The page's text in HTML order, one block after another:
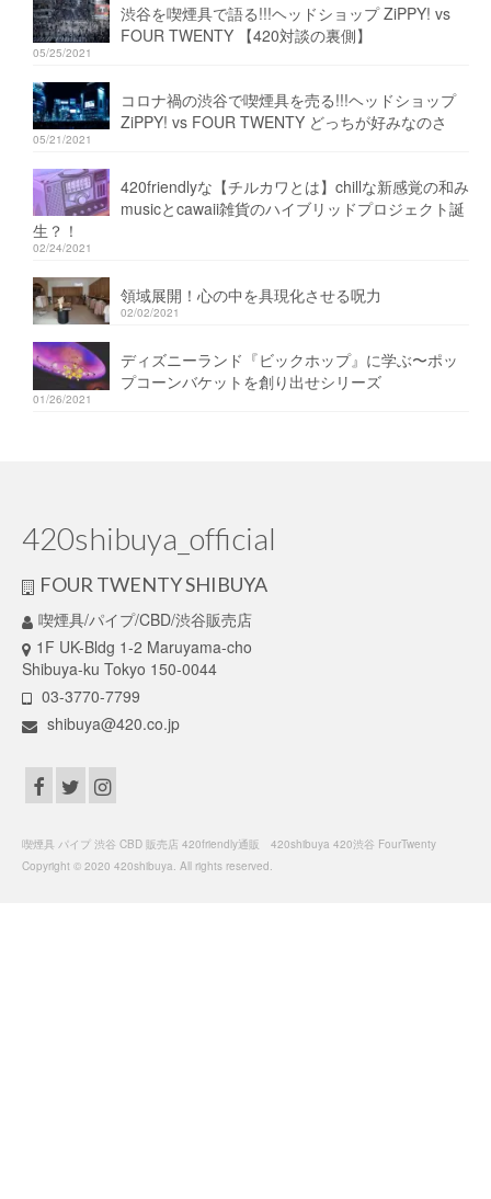
渋谷を喫煙具で語る!!!ヘッドショップ ZiPPY! vs
FOUR TWENTY 【420対談の裏側】
05/25/2021
コロナ禍の渋谷で喫煙具を売る!!!ヘッドショップ
ZiPPY! vs FOUR TWENTY どっちが好みなのさ
05/21/2021
420friendlyな【チルカワとは】chillな新感覚の和み
musicとcawaii雑貨のハイブリッドプロジェクト誕
生？！
02/24/2021
領域展開！心の中を具現化させる呪力
02/02/2021
ディズニーランド『ビックホップ』に学ぶ〜ポッ
プコーンバケットを創り出せシリーズ
01/26/2021
420shibuya_official
FOUR TWENTY SHIBUYA
喫煙具/パイプ/CBD/渋谷販売店
1F UK-Bldg 1-2 Maruyama-cho
Shibuya-ku Tokyo 150-0044
03-3770-7799
shibuya@420.co.jp
喫煙具 パイプ 渋谷 CBD 販売店 420friendly通販 420shibuya 420渋谷 FourTwenty
Copyright © 2020 420shibuya. All rights reserved.